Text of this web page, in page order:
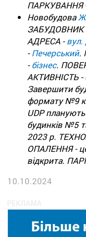
ПАРКУВАННЯ -
Новобудова
ЗАБУДОВНИК
АДРЕСА -
-Печерський.
-бізнес.
АКТИВНІСТЬ -
Завершити
формату №9
UDP
будинків №5
2023 р.
ОПАЛЕННЯ -
відкрита.
10.10.2024